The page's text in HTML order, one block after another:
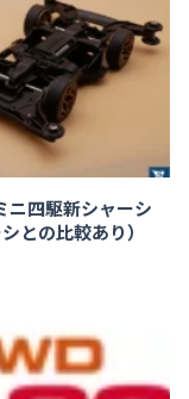
ニ四駆新シャーシ
との比較あり）